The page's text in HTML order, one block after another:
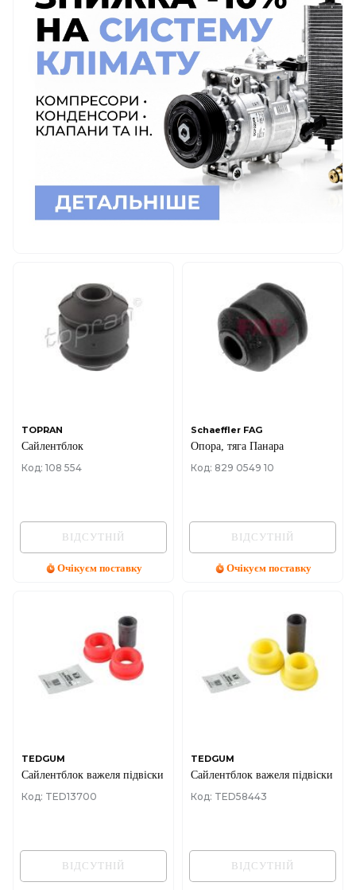
TOPRAN
Сайлентблок
Код: 108 554
ВІДСУТНІЙ
Очікуєм поставку
Schaeffler FAG
Опора, тяга Панара
Код: 829 0549 10
ВІДСУТНІЙ
Очікуєм поставку
TEDGUM
Сайлентблок важеля підвіски
Код: TED13700
ВІДСУТНІЙ
TEDGUM
Сайлентблок важеля підвіски
Код: TED58443
ВІДСУТНІЙ